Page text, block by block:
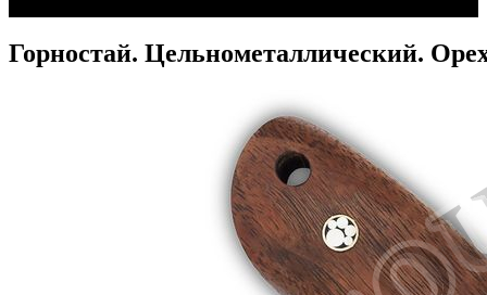
Горностай. Цельнометаллический.